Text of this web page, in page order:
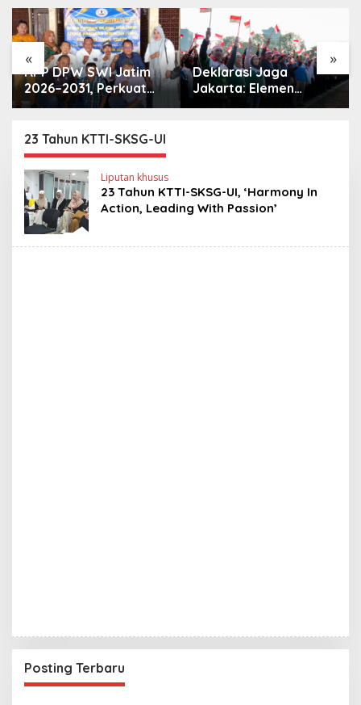
« »
RPP DPW SWI Jatim
2026–2031, Perkuat
Konsolidasi dan
Organisasi
Deklarasi Jaga
Jakarta: Elemen
Masyarakat Bersatu
23 Tahun KTTI-SKSG-UI
Liputan khusus
23 Tahun KTTI-SKSG-UI, ‘Harmony In
Action, Leading With Passion’
Posting Terbaru